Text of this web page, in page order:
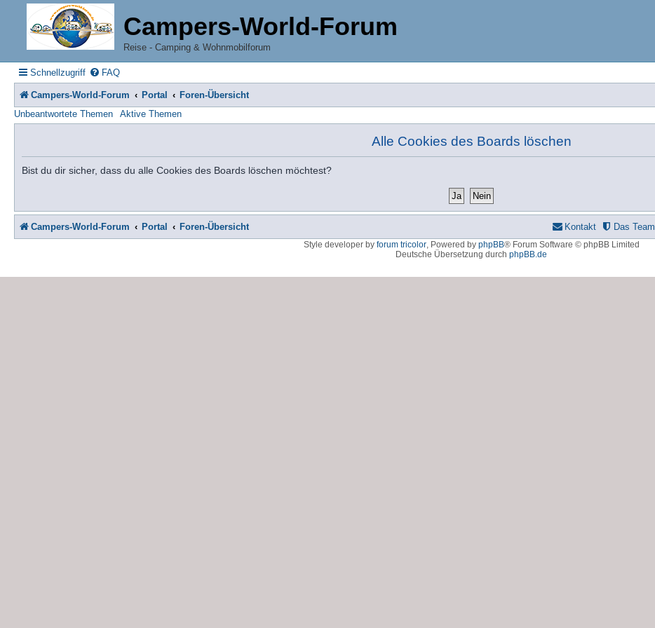
Campers-World-Forum
Reise - Camping & Wohnmobilforum
Schnellzugriff FAQ
Campers-World-Forum Portal
Foren-Übersicht
Unbeantwortete Themen
Aktive Themen
Alle Cookies des Boards löschen
Bist du dir sicher, dass du alle Cookies des Boards löschen möchtest?
Campers-World-Forum Portal Foren-Übersicht Das Team
Kontakt
Style developer by forum tricolor, Powered by phpBB® Forum Software © phpBB Limited
Deutsche Übersetzung durch phpBB.de